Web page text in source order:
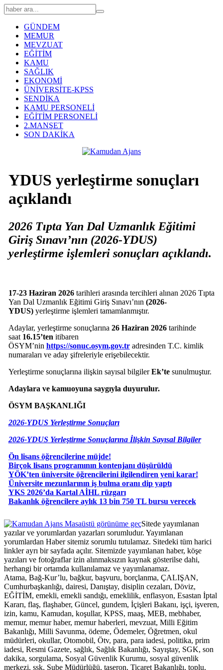
GÜNDEM
MEMUR
MEVZUAT
EĞİTİM
KAMU
SAĞLIK
EKONOMİ
ÜNİVERSİTE-KPSS
SENDİKA
KAMU PERSONELİ
EĞİTİM PERSONELİ
2.MANŞET
SON DAKİKA
YDUS yerleştirme sonuçları
açıklandı
2026 Tıpta Yan Dal Uzmanlık Eğitimi
Giriş Sınavı’nın (2026-YDUS)
yerleştirme işlemleri sonuçları açıklandı.
17-23 Haziran 2026 tarihleri arasında tercihleri alınan 2026 Tıpta
Yan Dal Uzmanlık Eğitimi Giriş Sınavı’nın (2026-
YDUS)yerleştirme işlemleri tamamlanmıştır.
Adaylar, yerleştirme sonuçlarına 26 Haziran 2026 tarihinde
saat 16.15’ten itibaren
ÖSYM’nin https://sonuc.osym.gov.tradresinden T.C. kimlik
numaraları ve aday şifreleriyle erişebilecektir.
Yerleştirme sonuçlarına ilişkin sayısal bilgilerEk’tesunulmuştur.
Adaylara ve kamuoyuna saygıyla duyurulur.
ÖSYM BAŞKANLIĞI
2026-YDUS Yerleştirme Sonuçları
2026-YDUS Yerleştirme Sonuçlarına İlişkin Sayısal Bilgiler
Ön lisans öğrencilerine müjde!
Birçok lisans programının kontenjanı düşürüldü
YÖK’ten üniversite öğrencilerini ilgilendiren yeni karar!
Üniversite mezunlarının iş bulma oranı dip yaptı
YKS 2026’da Kartal AİHL rüzgarı
Bakanlık öğrencilere aylık 13 bin 750 TL bursu verecek
Masaüstü görünüme geçSitede yayımlanan
yazılar ve yorumlardan yazarları sorumludur. Yayımlanan
yorumlardan Haber sitemiz sorumlu tutulamaz. Sitedeki tüm harici
linkler ayrı bir sayfada açılır. Sitemizde yayımlanan haber, köşe
yazıları ve fotoğraflar izin alınmaksızın kaynak gösterilse dahi,
herhangi bir ortamda kullanılamaz ve yayımlanamaz.
Atama, Bağ-Kur’lu, bağkur, başvuru, borçlanma, ÇALIŞAN,
Cumhurbaşkanlığı, dairesi, Danıştay, disiplin cezaları, Döviz,
EĞİTİM, emekli, emekli sandığı, emeklilik, enflasyon, Esastan İptal
Kararı, flaş, flaşhaber, Güncel, gundem, İçişleri Bakanı, işçi, işveren,
izin, kamu, Kamudan, koşullar, KPSS, maaş, MEB, mebhaber,
memur, memur haber, memur haberleri, mevzuat, Milli Eğitim
Bakanlığı, Milli Savunma, ödeme, Ödemeler, Öğretmen, okul
müdürleri, okullar, Otomobil, Ötv, para, para iadesi, politika, prim
iadesi, Resmi Gazete, sağlık, Sağlık Bakanlığı, Sayıştay, SGK, son
dakika, sorgulama, Sosyal Güvenlik Kurumu, sosyal güvenlik
merkezi, ssk, Şube Müdürlüğü, taşeron, Ticaret Bakanlığı, toplu,